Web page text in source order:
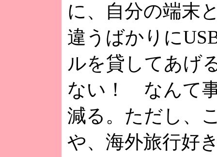
に、自分の端末
違うばかりに
ルを貸してあげ
ない！ なんて
減る。ただし、
や、海外旅行好